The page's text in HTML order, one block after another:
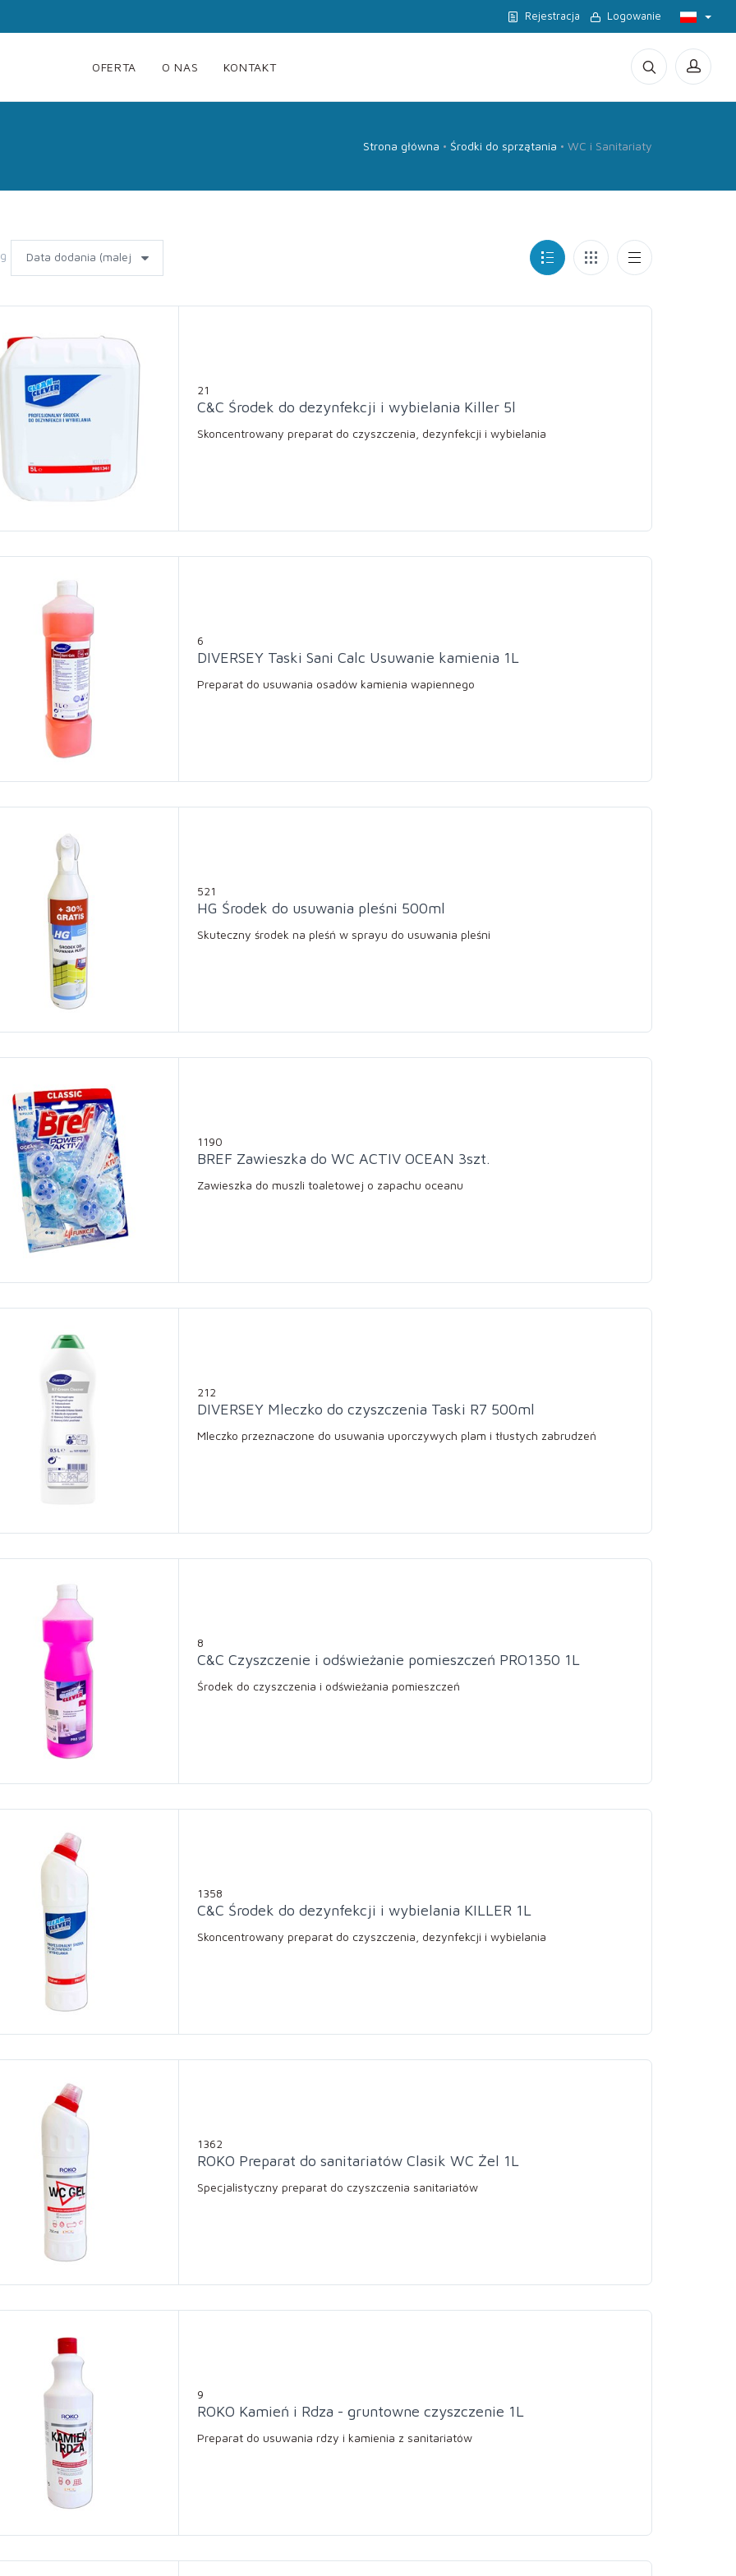
Rejestracja Logowanie
OFERTA O NAS KONTAKT
Strona główna Środki do sprzątania WC i Sanitariaty
21
C&C Środek do dezynfekcji i wybielania Killer 5l
Skoncentrowany preparat do czyszczenia, dezynfekcji i wybielania
6
DIVERSEY Taski Sani Calc Usuwanie kamienia 1L
Preparat do usuwania osadów kamienia wapiennego
521
HG Środek do usuwania pleśni 500ml
Skuteczny środek na pleśń w sprayu do usuwania pleśni
1190
BREF Zawieszka do WC ACTIV OCEAN 3szt.
Zawieszka do muszli toaletowej o zapachu oceanu
212
DIVERSEY Mleczko do czyszczenia Taski R7 500ml
Mleczko przeznaczone do usuwania uporczywych plam i tłustych zabrudzeń
8
C&C Czyszczenie i odświeżanie pomieszczeń PRO1350 1L
Środek do czyszczenia i odświeżania pomieszczeń
1358
C&C Środek do dezynfekcji i wybielania KILLER 1L
Skoncentrowany preparat do czyszczenia, dezynfekcji i wybielania
1362
ROKO Preparat do sanitariatów Clasik WC Żel 1L
Specjalistyczny preparat do czyszczenia sanitariatów
9
ROKO Kamień i Rdza - gruntowne czyszczenie 1L
Preparat do usuwania rdzy i kamienia z sanitariatów